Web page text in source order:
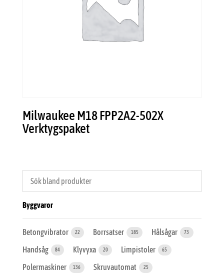
Milwaukee M18 FPP2A2-502X
Verktygspaket
Byggvaror
Betongvibrator 22 Borrsatser 185 Hålsågar 73
Handsåg 84 Klyvyxa 20 Limpistoler 65
Polermaskiner 136 Skruvautomat 25